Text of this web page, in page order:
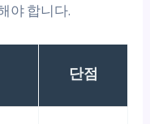
야 합니다.
단점